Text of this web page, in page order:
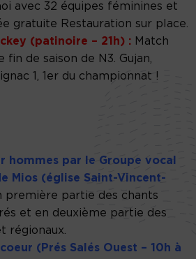
avec 32 équipes féminines et
gratuite Restauration sur place.
(patinoire – 21h) : Match
de saison de N3. Gujan,
1, 1er du championnat !
hommes par le Groupe vocal
Mios (église Saint-Vincent-
première partie des chants
et en deuxième partie des
régionaux.
(Prés Salés Ouest – 10h à